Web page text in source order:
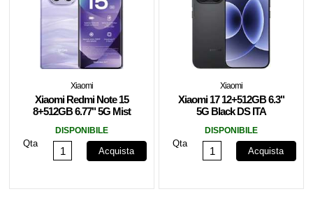
Xiaomi
Xiaomi Redmi Note 15
8+512GB 6.77" 5G Mist
DISPONIBILE
Qta
Acquista
Xiaomi
Xiaomi 17 12+512GB 6.3"
5G Black DS ITA
DISPONIBILE
Qta
Acquista